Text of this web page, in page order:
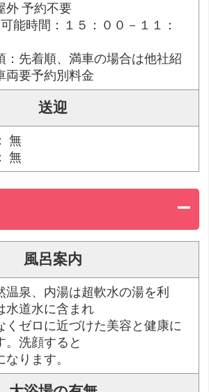
外 予約不要
能時間：１５：００－１１：
：先着順、満車の場合は他社紹
両要予約別料金
送迎
無
無
風呂案内
温泉、内湯は超軟水の湯を利
水道水に含まれ
くゼロに近づけた美容と健康に
。洗顔すると
ります。